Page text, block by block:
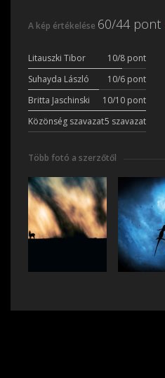
A kép értékelése 60/44 pont
Litauszki Tibor 10/8 pont
Suhayda László
10/6 pont
Britta Jaschinski
10/10 pont
Közönség szavazat5 szavazat
Több fotó a szerzőtől